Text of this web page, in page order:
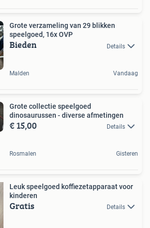
Grote verzameling van 29 blikken
speelgoed, 16x OVP
Bieden Details
Malden Vandaag
Grote collectie speelgoed
dinosaurussen - diverse afmetingen
€ 15,00 Details
Rosmalen Gisteren
Leuk speelgoed koffiezetapparaat voor
kinderen
Gratis Details